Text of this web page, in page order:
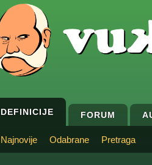
DEFINICIJE FORUM
Najnovije Odabrane Pretraga